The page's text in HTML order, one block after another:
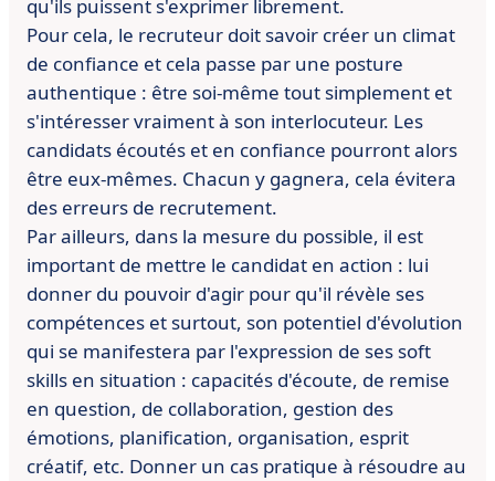
qu'ils puissent s'exprimer librement.
Pour cela, le recruteur doit savoir créer un climat
de confiance et cela passe par une posture
authentique : être soi-même tout simplement et
s'intéresservraiment à son interlocuteur. Les
candidats écoutés et en confiance pourront alors
être eux-mêmes. Chacun y gagnera, cela évitera
des erreurs de recrutement.
Par ailleurs, dans la mesure du possible, il est
important de mettre le candidat en action : lui
donner du pouvoir d'agir pour qu'il révèle ses
compétences et surtout, son potentiel d'évolution
qui se manifestera par l'expression de ses soft
skills en situation : capacités d'écoute, de remise
en question, de collaboration, gestion des
émotions, planification, organisation, esprit
créatif, etc. Donner un cas pratique à résoudre au